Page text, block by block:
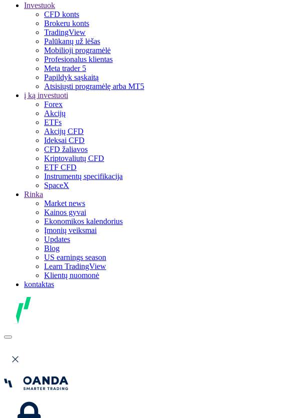
Investuok
CFD konts
Brokeru konts
TradingView
Palūkanų už lėšas
Mobilioji programėlė
Profesionalus klientas
Meta trader 5
Papildyk sąskaitą
Atsisiųsti programėlę arba MT5
į ką investuoti
Forex
Akcijų
ETFs
Akcijų CFD
Ideksai CFD
CFD žaliavos
Kriptovaliutų CFD
ETF CFD
Instrumentų specifikacija
SpaceX
Rinka
Market news
Kainos gyvai
Ekonomikos kalendorius
Įmonių veiksmai
Updates
Blog
US earnings season
Learn TradingView
Klientų nuomonė
kontaktas